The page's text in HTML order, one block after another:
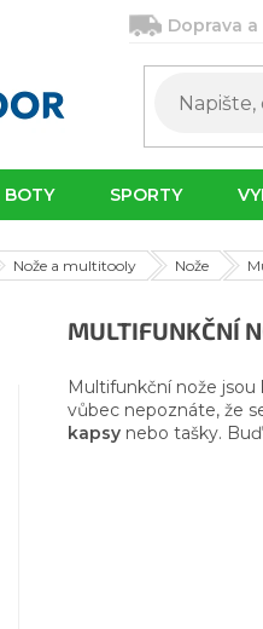
Doprava
BOTY SPORTY
Nože a multitooly Nože
MULTIFUNKČNÍ
Multifunkční nože jsou
vůbec nepoznáte, že
kapsy nebo tašky.